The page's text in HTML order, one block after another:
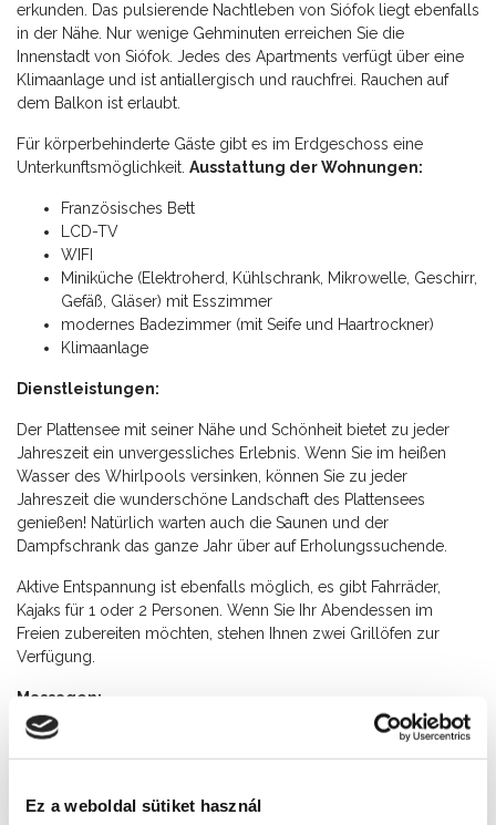
Ez a weboldal sütiket használ
erkunden. Das pulsierende Nachtleben von Siófok liegt ebenfalls
in der Nähe. Nur wenige Gehminuten erreichen Sie die
Innenstadt von Siófok. Jedes des Apartments verfügt über eine
Klimaanlage und ist antiallergisch und rauchfrei. Rauchen auf
dem Balkon ist erlaubt.
Für körperbehinderte Gäste gibt es im Erdgeschoss eine
Unterkunftsmöglichkeit. Ausstattung der Wohnungen:
Französisches Bett
LCD-TV
WIFI
Miniküche (Elektroherd, Kühlschrank, Mikrowelle, Geschirr,
Gefäß, Gläser) mit Esszimmer
modernes Badezimmer (mit Seife und Haartrockner)
Klimaanlage
Dienstleistungen:
Der Plattensee mit seiner Nähe und Schönheit bietet zu jeder
Jahreszeit ein unvergessliches Erlebnis. Wenn Sie im heißen
Wasser des Whirlpools versinken, können Sie zu jeder
Jahreszeit die wunderschöne Landschaft des Plattensees
genießen! Natürlich warten auch die Saunen und der
Dampfschrank das ganze Jahr über auf Erholungssuchende.
Aktive Entspannung ist ebenfalls möglich, es gibt Fahrräder,
Kajaks für 1 oder 2 Personen. Wenn Sie Ihr Abendessen im
Freien zubereiten möchten, stehen Ihnen zwei Grillöfen zur
Verfügung.
Massagen:
Erfrischende Massage: 30 Minuten: 4500 Ft, 60 Minuten:
6900 Ft
Erfrischende Sohlenmassage: 30 Minuten: 4500 Ft